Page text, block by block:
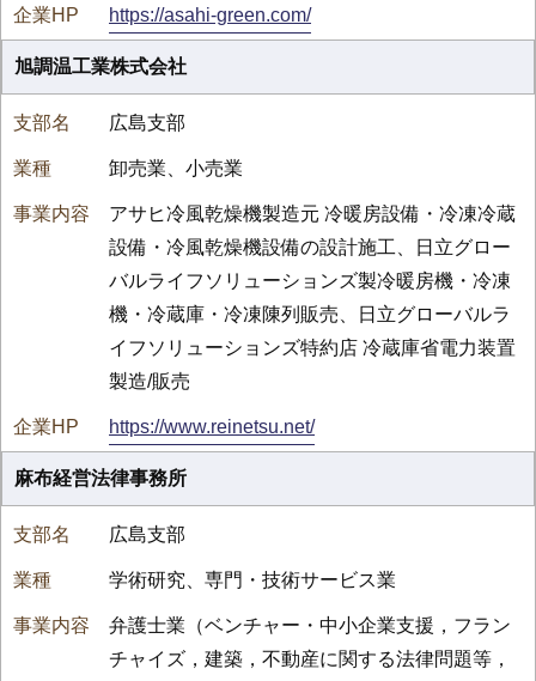
https://asahi-green.com/
旭調温工業株式会社
広島支部
卸売業、小売業
アサヒ冷風乾燥機製造元 冷暖房設備・冷凍冷蔵
設備・冷風乾燥機設備の設計施工、日立グロー
バルライフソリューションズ製冷暖房機・冷凍
機・冷蔵庫・冷凍陳列販売、日立グローバルラ
イフソリューションズ特約店 冷蔵庫省電力装置
製造/販売
https://www.reinetsu.net/
麻布経営法律事務所
広島支部
学術研究、専門・技術サービス業
弁護士業（ベンチャー・中小企業支援，フラン
チャイズ，建築，不動産に関する法律問題等，